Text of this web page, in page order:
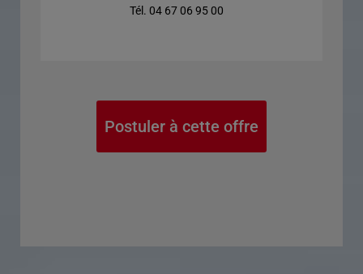
Tél. 04 67 06 95 00
Postuler à cette offre